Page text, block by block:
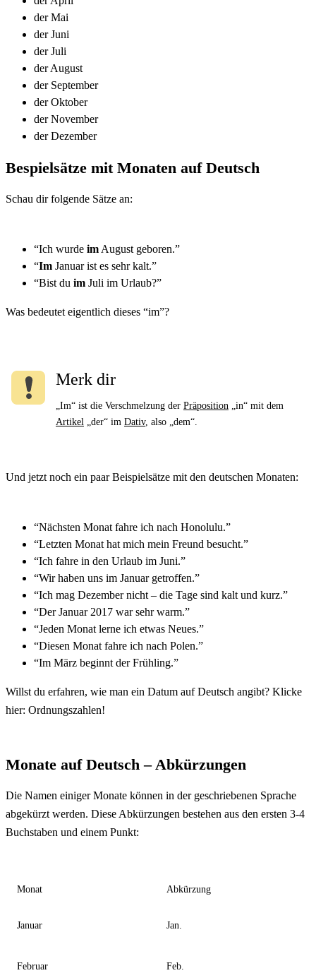
der Mai
der Juni
der Juli
der August
der September
der Oktober
der November
der Dezember
Bespielsätze mit Monaten auf Deutsch
Schau dir folgende Sätze an:
“Ich wurde im August geboren.”
“Im Januar ist es sehr kalt.”
“Bist du im Juli im Urlaub?”
Was bedeutet eigentlich dieses “im”?
Merk dir
„Im“ ist die Verschmelzung der Präposition „in“ mit dem
Artikel „der“ im Dativ, also „dem“.
Und jetzt noch ein paar Beispielsätze mit den deutschen Monaten:
“Nächsten Monat fahre ich nach Honolulu.”
“Letzten Monat hat mich mein Freund besucht.”
“Ich fahre in den Urlaub im Juni.”
“Wir haben uns im Januar getroffen.”
“Ich mag Dezember nicht – die Tage sind kalt und kurz.”
“Der Januar 2017 war sehr warm.”
“Jeden Monat lerne ich etwas Neues.”
“Diesen Monat fahre ich nach Polen.”
“Im März beginnt der Frühling.”
Willst du erfahren, wie man ein Datum auf Deutsch angibt? Klicke
hier: Ordnungszahlen!
Monate auf Deutsch – Abkürzungen
Die Namen einiger Monate können in der geschriebenen Sprache
abgekürzt werden. Diese Abkürzungen bestehen aus den ersten 3-4
Buchstaben und einem Punkt:
Monat Abkürzung
Januar Jan.
Februar Feb.